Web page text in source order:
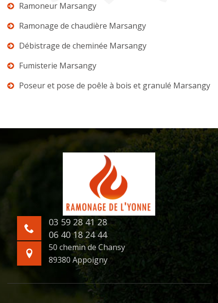
Ramoneur Marsangy
Ramonage de chaudière Marsangy
Débistrage de cheminée Marsangy
Fumisterie Marsangy
Poseur et pose de poêle à bois et granulé Marsangy
03 59 28 41 28
06 40 18 24 44
50 chemin de Chansy
89380 Appoigny